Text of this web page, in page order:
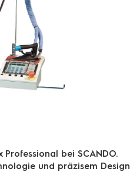
bei SCANDO.
und präzisem Design